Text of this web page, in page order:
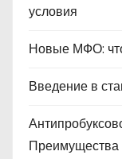
условия
Новые МФО:
Введение в
Преимущества